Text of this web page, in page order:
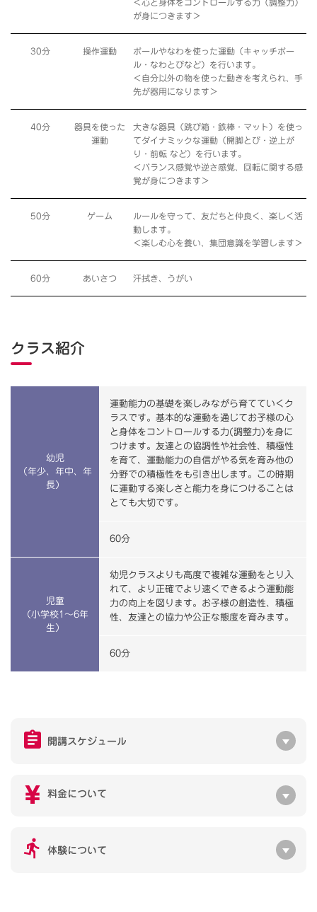
＜心と身体をコントロールする力（調整力）
が身につきます＞
30分 操作運動
ボールやなわを使った運動（キャッチボー
ル・なわとびなど）を行います。
＜自分以外の物を使った動きを考えられ、手
先が器用になります＞
40分
器具を使った
運動
大きな器具（跳び箱・鉄棒・マット）を使っ
てダイナミックな運動（開脚とび・逆上が
り・前転 など）を行います。
＜バランス感覚や逆さ感覚、回転に関する感
覚が身につきます＞
50分 ゲーム
ルールを守って、友だちと仲良く、楽しく活
動します。
＜楽しむ心を養い、集団意識を学習します＞
60分 あいさつ 汗拭き、うがい
クラス紹介
幼児
（年少、年中、年
長）
運動能力の基礎を楽しみながら育てていくク
ラスです。基本的な運動を通じてお子様の心
と身体をコントロールする力(調整力)を身に
つけます。友達との協調性や社会性、積極性
を育て、運動能力の自信がやる気を育み他の
分野での積極性をも引き出します。この時期
に運動する楽しさと能力を身につけることは
とても大切です。
60分
児童
（小学校1～6年
生）
幼児クラスよりも高度で複雑な運動をとり入
れて、より正確でより速くできるよう運動能
力の向上を図ります。お子様の創造性、積極
性、友達との協力や公正な態度を育みます。
60分
開講スケジュール
料金について
体験について